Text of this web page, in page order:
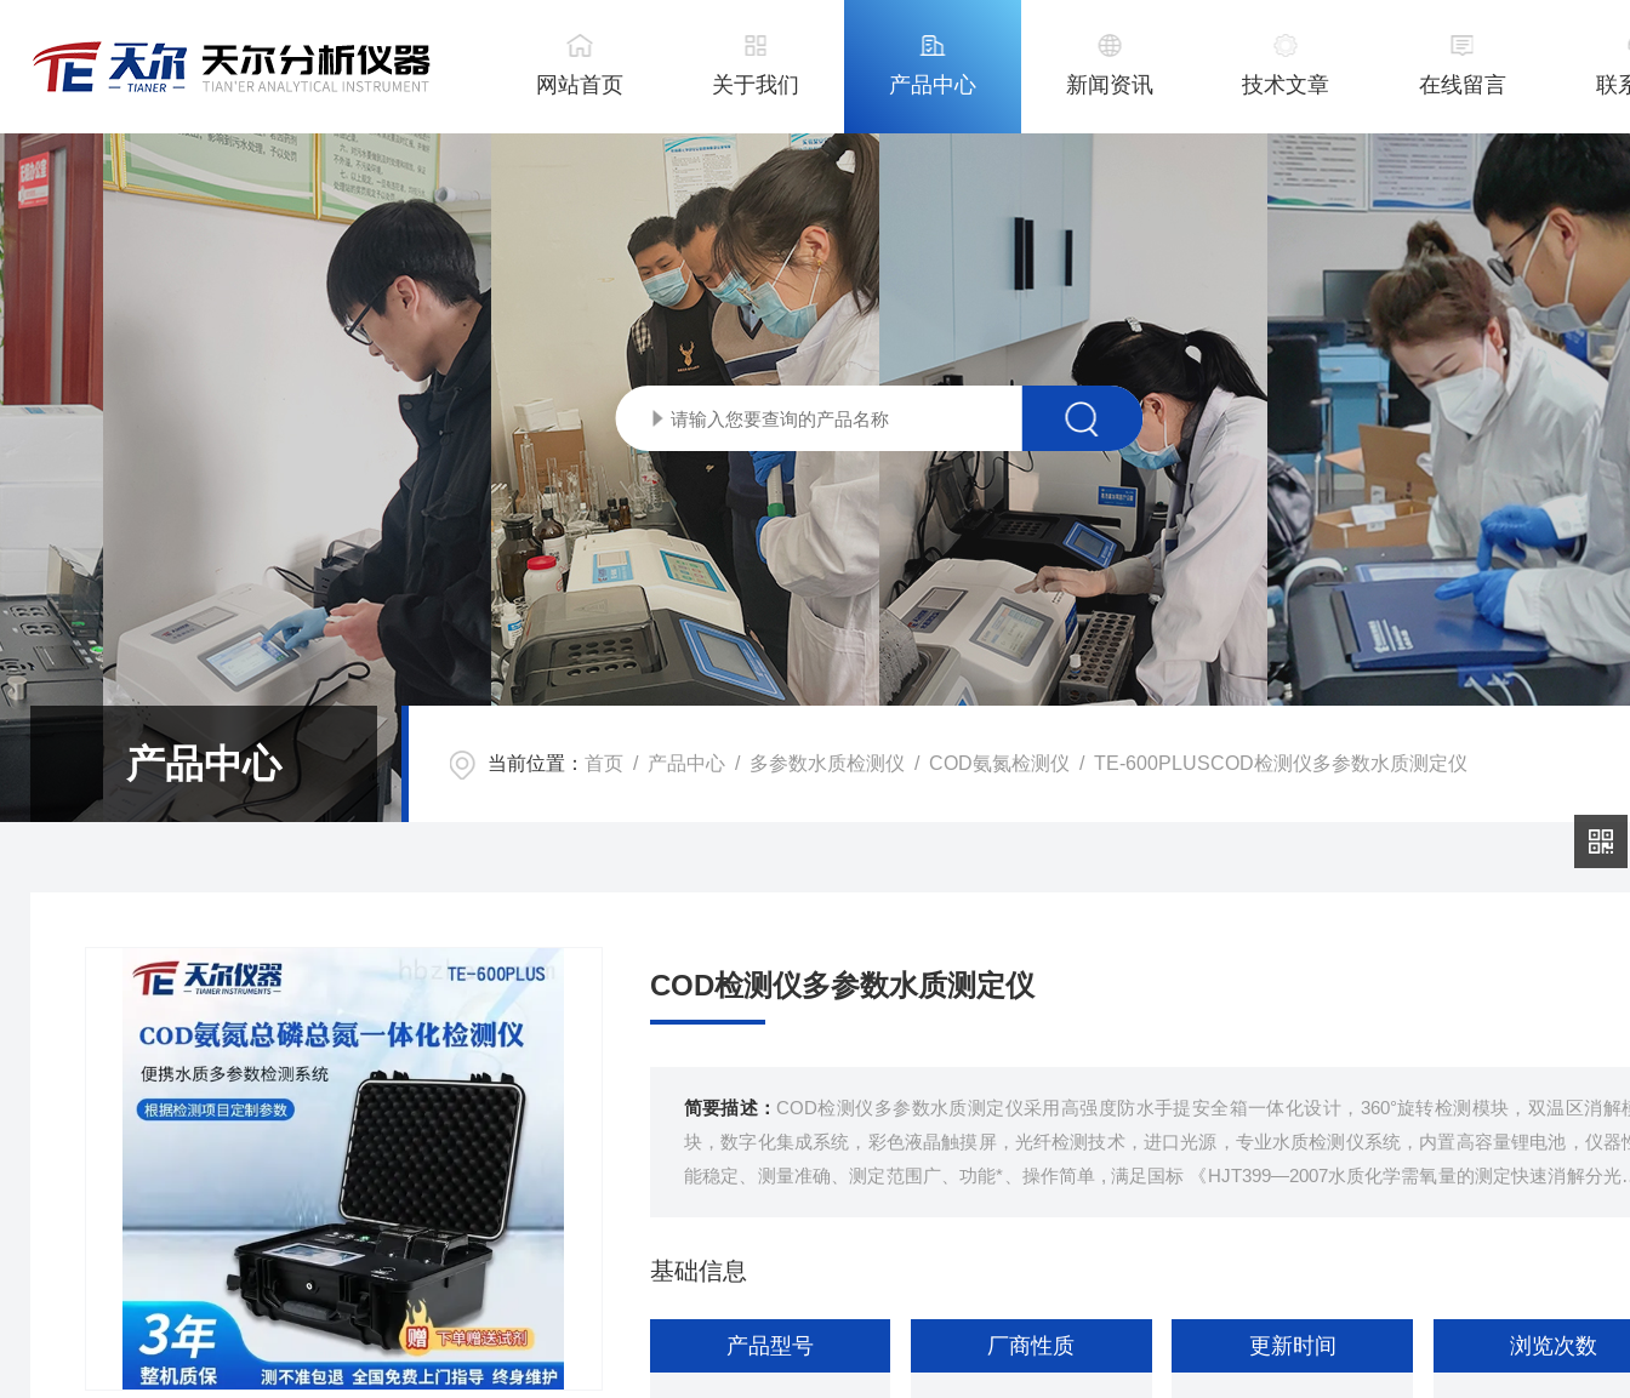
网站首页 关于我们 产品中心 新闻资讯 技术文章 在线留言 联
产品中心 当前位置： 首页 / 产品中心 / 多参数水质检测仪 / COD氨氮检测仪 / TE-600PLUSCOD检测仪多参数水质测定仪
COD检测仪多参数水质测定仪
简要描述： COD检测仪多参数水质测定仪采用高强度防水手提安全箱一体化设计，360°旋转检测模块，双温区消解
块，数字化集成系统，彩色液晶触摸屏，光纤检测技术，进口光源，专业水质检测仪系统，内置高容量锂电池，仪器
能稳定、测量准确、测定范围广、功能*、操作简单 , 满足国标 《HJT399—2007水质化学需氧量的测定快速消解分光
基础信息
产品型号 厂商性质 更新时间 浏览次数